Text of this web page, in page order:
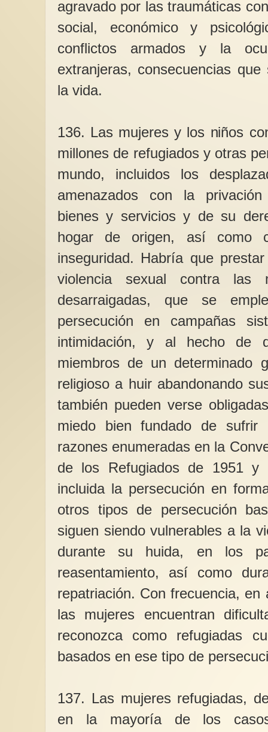
agravado por las traumáticas
social, económico y
conflictos armados y la
extranjeras, consecuencias
la vida.
136. Las mujeres y los niños
millones de refugiados y otras
mundo, incluidos los
amenazados con la
bienes y servicios y de su
hogar de origen, así como
inseguridad. Habría que
violencia sexual contra las
desarraigadas, que se
persecución en campañas
intimidación, y al hecho de
miembros de un determinado
religioso a huir abandonando
también pueden verse
miedo bien fundado de sufrir
razones enumeradas en la
de los Refugiados de 1951 y
incluida la persecución en
otros tipos de persecución
siguen siendo vulnerables a la
durante su huida, en los
reasentamiento, así como
repatriación. Con frecuencia,
las mujeres encuentran
reconozca como refugiadas
basados en ese tipo de
137. Las mujeres refugiadas,
en la mayoría de los